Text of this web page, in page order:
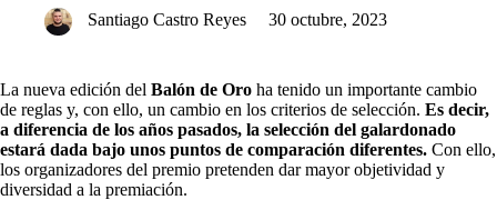
Santiago Castro Reyes 30 octubre, 2023
La nueva edición del Balón de Oro ha tenido un importante cambio
de reglas y, con ello, un cambio en los criterios de selección. Es decir,
a diferencia de los años pasados, la selección del galardonado
estará dada bajo unos puntos de comparación diferentes. Con ello,
los organizadores del premio pretenden dar mayor objetividad y
diversidad a la premiación.